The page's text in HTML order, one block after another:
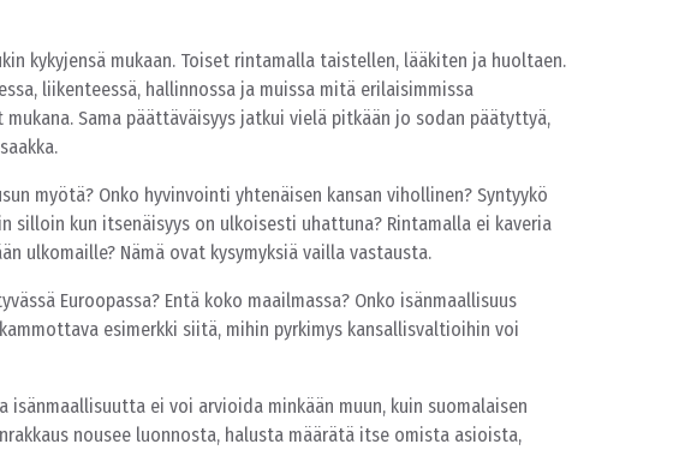
kykyjensä mukaan. Toiset rintamalla taistellen, lääkiten ja huoltaen.
liikenteessä, hallinnossa ja muissa mitä erilaisimmissa
Sama päättäväisyys jatkui vielä pitkään jo sodan päätyttyä,
myötä? Onko hyvinvointi yhtenäisen kansan vihollinen? Syntyykö
silloin kun itsenäisyys on ulkoisesti uhattuna? Rintamalla ei kaveria
ulkomaille? Nämä ovat kysymyksiä vailla vastausta.
Euroopassa? Entä koko maailmassa? Onko isänmaallisuus
esimerkki siitä, mihin pyrkimys kansallisvaltioihin voi
isänmaallisuutta ei voi arvioida minkään muun, kuin suomalaisen
nousee luonnosta, halusta määrätä itse omista asioista,